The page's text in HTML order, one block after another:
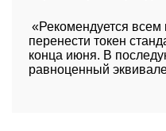
«Рекомендуется всем
перенести токен
конца июня. В
равноценный